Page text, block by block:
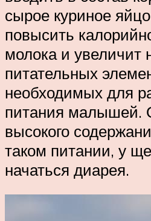
сырое куриное
повысить
молока и увеличит
питательных
необходимых для
питания малышей.
высокого
таком питании, у
начаться диарея.